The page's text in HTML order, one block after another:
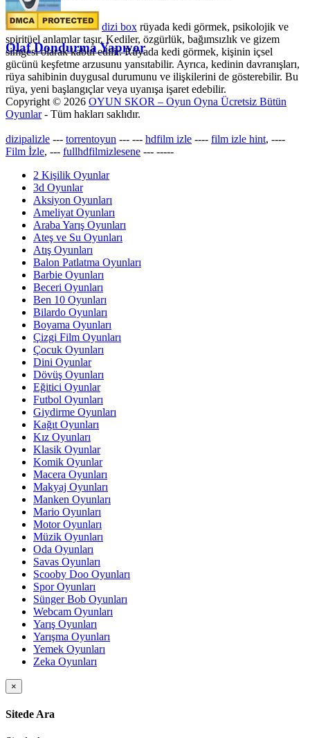
Olaf Dondurma Yapıyor
dizi box rüyada kedi görmek​, psikolojik ve
spiritüel anlamlar taşır. Kediler, özgürlük, bağımsızlık ve gizem
simgesi olarak kabul edilir. Rüyada kedi görmek, kişinin içsel
gücünü keşfetme arzusunu yansıtabilir. Ayrıca, kedinin davranışları,
rüya sahibinin duygusal durumunu ve ilişkilerini de gösterebilir. Bu
rüya, yeni başlangıçlar veya uyanışa işaret edebilir.
Copyright © 2026 OYUN SKOR – Oyun Oyna Ücretsiz Bütün
Oyunlar- Tüm hakları saklıdır.
dizipalizle --- torrentoyun --- --- hdfilm izle ---- film izle hint, ----
Film İzle, --- fullhdfilmizlesene --- -----
2 Kişilik Oyunlar
3d Oyunlar
Aksiyon Oyunları
Ameliyat Oyunları
Araba Yarış Oyunları
Ateş ve Su Oyunları
Atış Oyunları
Balon Patlatma Oyunları
Barbie Oyunları
Beceri Oyunları
Ben 10 Oyunları
Bilardo Oyunları
Boyama Oyunları
Çizgi Film Oyunları
Çocuk Oyunları
Dini Oyunlar
Dövüş Oyunları
Eğitici Oyunlar
Futbol Oyunları
Giydirme Oyunları
Kağıt Oyunları
Kız Oyunları
Klasik Oyunlar
Komik Oyunlar
Macera Oyunları
Makyaj Oyunları
Manken Oyunları
Mario Oyunları
Motor Oyunları
Müzik Oyunları
Oda Oyunları
Savas Oyunları
Scooby Doo Oyunları
Spor Oyunları
Sünger Bob Oyunları
Webcam Oyunları
Yarış Oyunları
Yarışma Oyunları
Yemek Oyunları
Zeka Oyunları
×
Sitede Ara